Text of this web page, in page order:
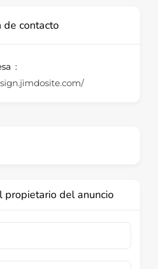
de contacto
propietario del anuncio